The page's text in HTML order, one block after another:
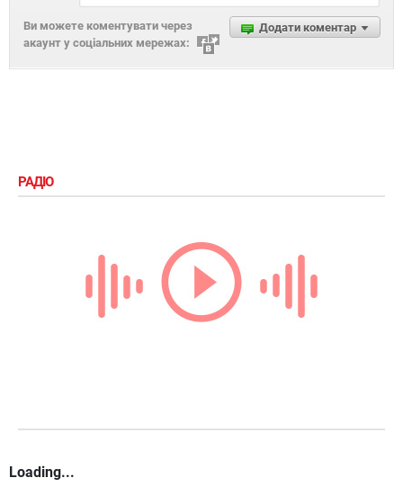
Додати коментар
Ви можете коментувати через
акаунт у соціальних мережах:
РАДІО
Loading...